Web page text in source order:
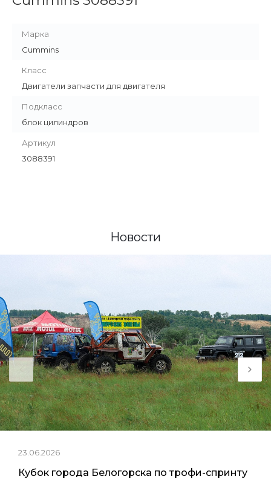
Марка
Cummins
Класс
Двигатели запчасти для двигателя
Подкласс
блок цилиндров
Артикул
3088391
Новости
23.06.2026
Кубок города Белогорска по трофи-спринту